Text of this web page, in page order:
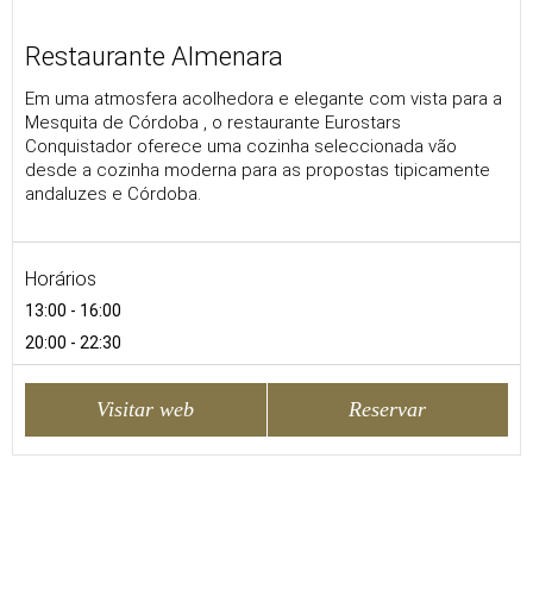
Restaurante Almenara
Em uma atmosfera acolhedora e elegante com vista para a
Mesquita de Córdoba , o restaurante Eurostars
Conquistador oferece uma cozinha seleccionada vão
desde a cozinha moderna para as propostas tipicamente
andaluzes e Córdoba.
Horários
13:00 - 16:00
20:00 - 22:30
Visitar web Reservar